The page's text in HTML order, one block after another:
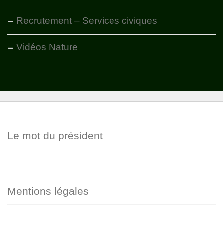
Recrutement – Services civiques
Vidéos Nature
Le mot du président
Mentions légales